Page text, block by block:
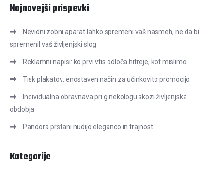
Najnovejši prispevki
Nevidni zobni aparat lahko spremeni vaš nasmeh, ne da bi
spremenil vaš življenjski slog
Reklamni napisi: ko prvi vtis odloča hitreje, kot mislimo
Tisk plakatov: enostaven način za učinkovito promocijo
Individualna obravnava pri ginekologu skozi življenjska
obdobja
Pandora prstani nudijo eleganco in trajnost
Kategorije